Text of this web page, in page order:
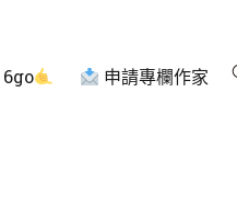
6go 申請專欄作家